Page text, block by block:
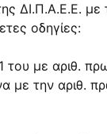
ΔΙ.Π.Α.Ε.Ε.
οδηγίες:
του με αριθ.
με την αριθ.